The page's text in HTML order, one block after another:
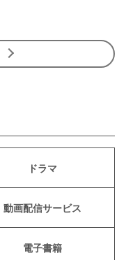
ドラマ
動画配信サービス
電子書籍